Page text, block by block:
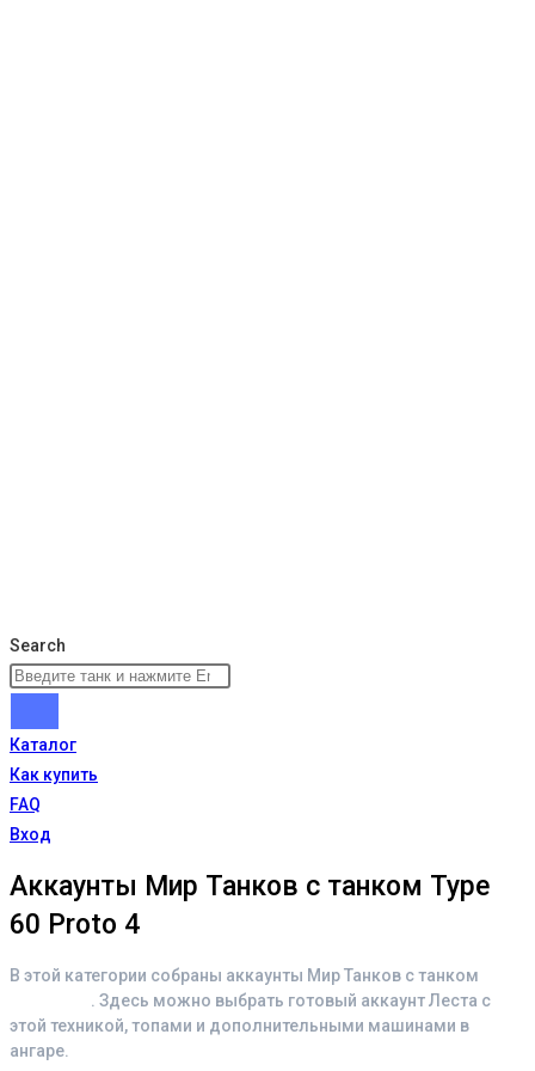
Search
Каталог
Как купить
FAQ
Вход
Аккаунты Мир Танков с танком Type
60 Proto 4
В этой категории собраны аккаунты Мир Танков с танком
. Здесь можно выбрать готовый аккаунт Леста с
этой техникой, топами и дополнительными машинами в
ангаре.